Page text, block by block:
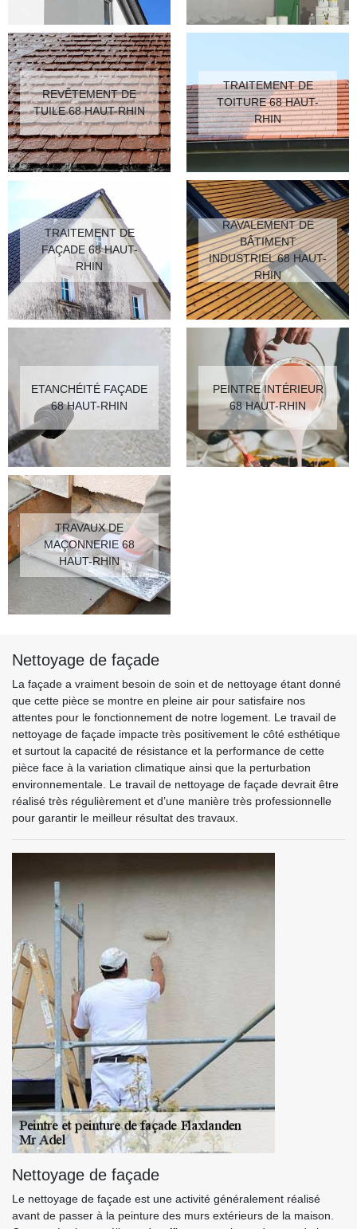
REVÊTEMENT DE
TUILE 68 HAUT-RHIN
TRAITEMENT DE
TOITURE 68 HAUT-
RHIN
TRAITEMENT DE
FAÇADE 68 HAUT-
RHIN
RAVALEMENT DE
BÂTIMENT
INDUSTRIEL 68 HAUT-
RHIN
ETANCHÉITÉ FAÇADE
68 HAUT-RHIN
PEINTRE INTÉRIEUR
68 HAUT-RHIN
TRAVAUX DE
MAÇONNERIE 68
HAUT-RHIN
Nettoyage de façade
La façade a vraiment besoin de soin et de nettoyage étant donné
que cette pièce se montre en pleine air pour satisfaire nos
attentes pour le fonctionnement de notre logement. Le travail de
nettoyage de façade impacte très positivement le côté esthétique
et surtout la capacité de résistance et la performance de cette
pièce face à la variation climatique ainsi que la perturbation
environnementale. Le travail de nettoyage de façade devrait être
réalisé très régulièrement et d’une manière très professionnelle
pour garantir le meilleur résultat des travaux.
Nettoyage de façade
Le nettoyage de façade est une activité généralement réalisé
avant de passer à la peinture des murs extérieurs de la maison.